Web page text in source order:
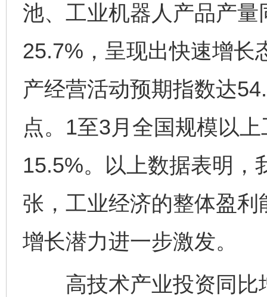
池、工业机器人产品产
25.7%，呈现出快速增长
产经营活动预期指数达
点。1至3月全国规模以
15.5%。以上数据表明，
张，工业经济的整体盈
增长潜力进一步激发。
高技术产业投资同比